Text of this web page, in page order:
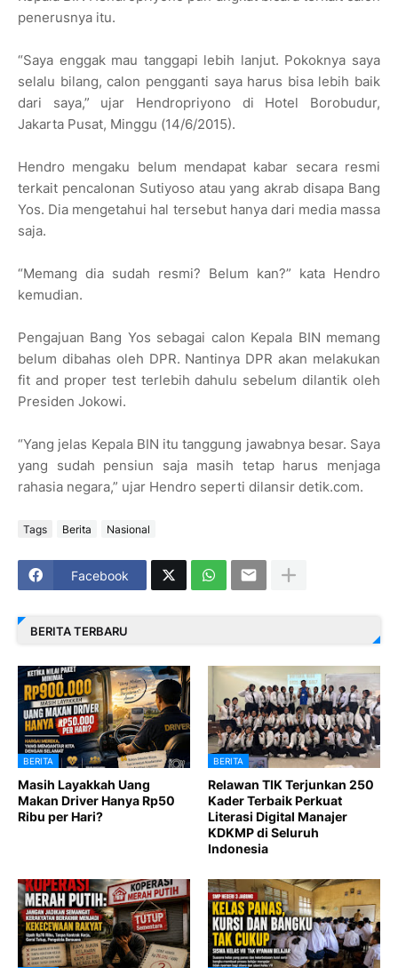
penerusnya itu.
“Saya enggak mau tanggapi lebih lanjut. Pokoknya saya
selalu bilang, calon pengganti saya harus bisa lebih baik
dari saya,” ujar Hendropriyono di Hotel Borobudur,
Jakarta Pusat, Minggu (14/6/2015).
Hendro mengaku belum mendapat kabar secara resmi
terkait pencalonan Sutiyoso atau yang akrab disapa Bang
Yos. Dia mengetahui hal tersebut hanya dari media massa
saja.
“Memang dia sudah resmi? Belum kan?” kata Hendro
kemudian.
Pengajuan Bang Yos sebagai calon Kepala BIN memang
belum dibahas oleh DPR. Nantinya DPR akan melakukan
fit and proper test terlebih dahulu sebelum dilantik oleh
Presiden Jokowi.
“Yang jelas Kepala BIN itu tanggung jawabnya besar. Saya
yang sudah pensiun saja masih tetap harus menjaga
rahasia negara,” ujar Hendro seperti dilansir detik.com.
Tags Berita Nasional
Facebook
BERITA TERBARU
BERITA
Masih Layakkah Uang
Makan Driver Hanya Rp50
Ribu per Hari?
BERITA
Relawan TIK Terjunkan 250
Kader Terbaik Perkuat
Literasi Digital Manajer
KDKMP di Seluruh
Indonesia